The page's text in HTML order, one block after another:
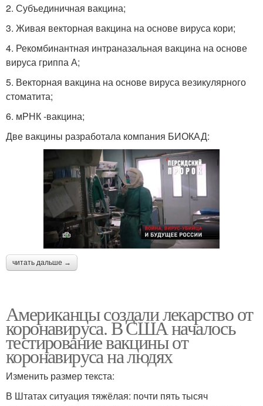
2. Субъединичная вакцина;
3. Живая векторная вакцина на основе вируса кори;
4. Рекомбинантная интраназальная вакцина на основе
вируса гриппа А;
5. Векторная вакцина на основе вируса везикулярного
стоматита;
6. мРНК -вакцина;
Две вакцины разработала компания БИОКАД:
читать дальше →
Американцы создали лекарство от
коронавируса. В США началось
тестирование вакцины от
коронавируса на людях
Изменить размер текста:
В Штатах ситуация тяжёлая: почти пять тысяч